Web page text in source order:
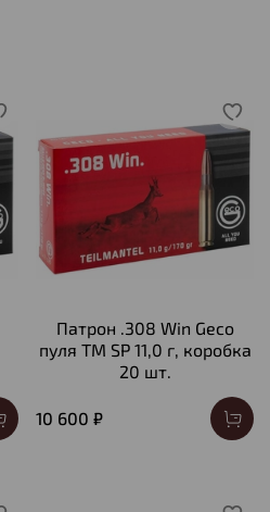
Патрон .308 Win Geco
пуля ТМ SP 11,0 г, коробка
20 шт.
10 600 ₽